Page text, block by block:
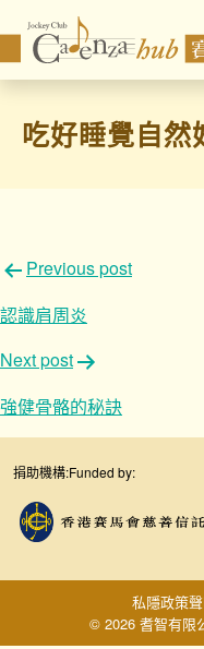
吃好睡覺自然
文
章
導
覽
Previous post
認識肩周炎
Next post
強健骨骼的秘訣
捐助機構:Funded by:
© 2026 耆智有限
私隱政策